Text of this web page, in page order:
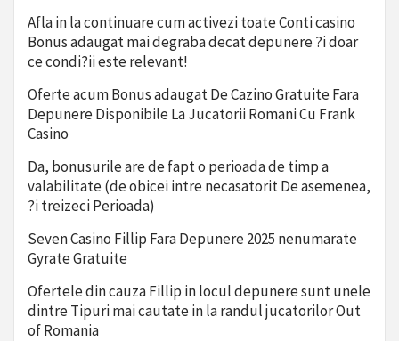
Afla in la continuare cum activezi toate Conti casino
Bonus adaugat mai degraba decat depunere ?i doar
ce condi?ii este relevant!
Oferte acum Bonus adaugat De Cazino Gratuite Fara
Depunere Disponibile La Jucatorii Romani Cu Frank
Casino
Da, bonusurile are de fapt o perioada de timp a
valabilitate (de obicei intre necasatorit De asemenea,
?i treizeci Perioada)
Seven Casino Fillip Fara Depunere 2025 nenumarate
Gyrate Gratuite
Ofertele din cauza Fillip in locul depunere sunt unele
dintre Tipuri mai cautate in la randul jucatorilor Out
of Romania